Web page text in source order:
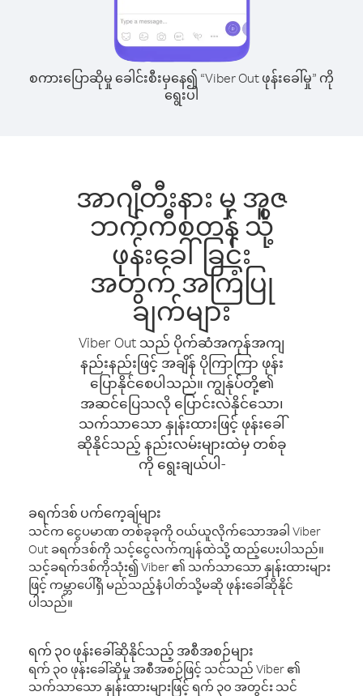
စကားပြောဆိုမှု ခေါင်းစီးမှနေ၍ “Viber Out ဖုန်းခေါ်မှု” ကို
ရွေးပါ
အာဂျီတီးနား မှ အူဇ
ဘက်ကီစတန် သို့
ဖုန်းခေါ်ခြင်း
အတွက် အကြံပြု
ချက်များ
Viber Out သည် ပိုက်ဆံအကုန်အကျ
နည်းနည်းဖြင့် အချိန် ပိုကြာကြာ ဖုန်း
ပြောနိုင်စေပါသည်။ ကျွန်ုပ်တို့၏
အဆင်ပြေသလို ပြောင်းလဲနိုင်သော၊
သက်သာသော နှုန်းထားဖြင့် ဖုန်းခေါ်
ဆိုနိုင်သည့် နည်းလမ်းများထဲမှ တစ်ခု
ကို ရွေးချယ်ပါ-
ခရက်ဒစ် ပက်ကေ့ချ်များ
သင်က ငွေပမာဏ တစ်ခုခုကို ဝယ်ယူလိုက်သောအခါ Viber
Out ခရက်ဒစ်ကို သင့်ငွေလက်ကျန်ထဲသို့ ထည့်ပေးပါသည်။
သင့်ခရက်ဒစ်ကိုသုံး၍ Viber ၏ သက်သာသော နှုန်းထားများ
ဖြင့် ကမ္ဘာပေါ်ရှိ မည်သည့်နံပါတ်သို့မဆို ဖုန်းခေါ်ဆိုနိုင်
ပါသည်။
ရက် ၃၀ ဖုန်းခေါ်ဆိုနိုင်သည့် အစီအစဉ်များ
ရက် ၃၀ ဖုန်းခေါ်ဆိုမှု အစီအစဉ်ဖြင့် သင်သည် Viber ၏
သက်သာသော နှုန်းထားများဖြင့် ရက် ၃၀ အတွင်း သင်